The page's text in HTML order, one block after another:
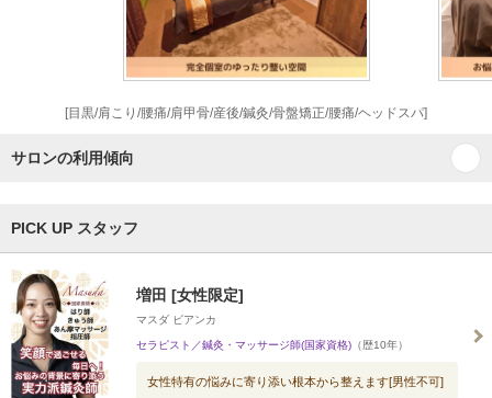
[目黒/肩こり/腰痛/肩甲骨/産後/鍼灸/骨盤矯正/腰痛/ヘッドスパ]
サロンの利用傾向
PICK UP スタッフ
増田 [女性限定]
マスダ ビアンカ
セラピスト／鍼灸・マッサージ師(国家資格) （歴10年）
女性特有の悩みに寄り添い根本から整えます[男性不可]